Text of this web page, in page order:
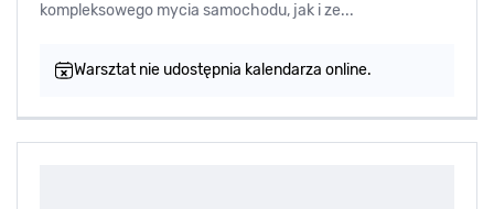
kompleksowego mycia samochodu, jak i ze...
Warsztat nie udostępnia kalendarza online.